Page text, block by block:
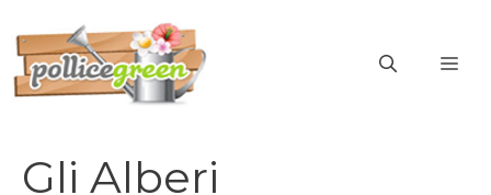
contenuto
Gli Alberi